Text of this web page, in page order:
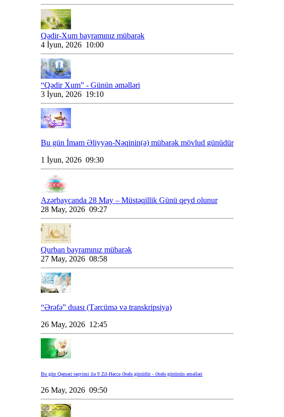
Qədir-Xum bayramınız mübarək
4 İyun, 2026 10:00
“Qədir Xum” - Günün əməlləri
3 İyun, 2026 19:10
Bu gün İmam Əliyyən-Nəqinin(ə) mübarək mövlud günüdür
1 İyun, 2026 09:30
Azərbaycanda 28 May – Müstəqillik Günü qeyd olunur
28 May, 2026 09:27
Qurban bayramınız mübarək
27 May, 2026 08:58
“Ərəfə” duası (Tərcümə və transkripsiya)
26 May, 2026 12:45
Bu gün Qəməri təqvimi ilə 9 Zil-Həccə Ərəfə günüdür - Ərəfə gününün əməlləri
26 May, 2026 09:50